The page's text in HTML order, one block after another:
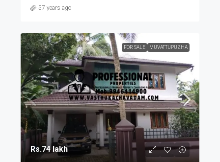
57 years ago
FOR SALE MUVATTUPUZHA
Rs.74 lakh